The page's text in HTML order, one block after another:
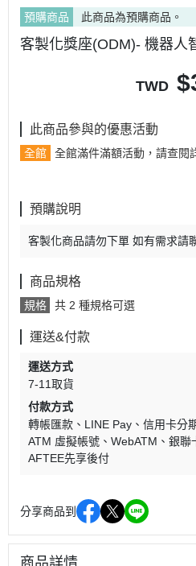
預購商品
此商品為預購商品。
客製化獎座(ODM)- 機器人
TWD $
此商品參與的優惠活動
全館 全館滿件滿額活動，請查閱
預購說明
客製化商品請勿下單 如有需求請
商品規格
規格 共 2 種規格可選
運送&付款
運送方式
7-11取貨
付款方式
轉帳匯款
LINE Pay 信用卡分
ATM 虛擬帳號
WebATM 銀聯
AFTEE先享後付
分享商品到
商品詳情